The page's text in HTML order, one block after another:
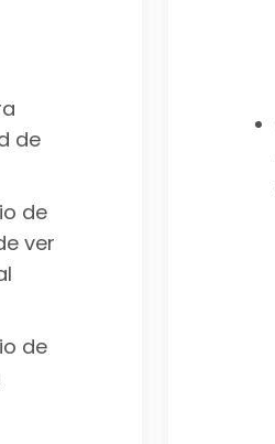
de
de
ver
de